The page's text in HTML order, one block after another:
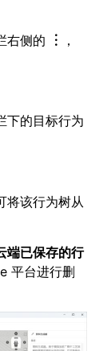
右侧的
︙
，
下的目标行为
将该行为树从
端已保存的行
平台进行删